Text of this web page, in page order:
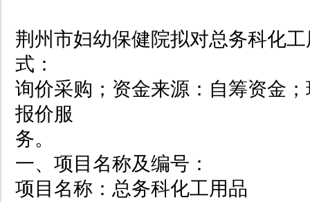
荆州市妇幼保健院拟对总务科化
式：
询价采购；资金来源：自筹资金
报价服
务。
一、项目名称及编号：
项目名称：总务科化工用品